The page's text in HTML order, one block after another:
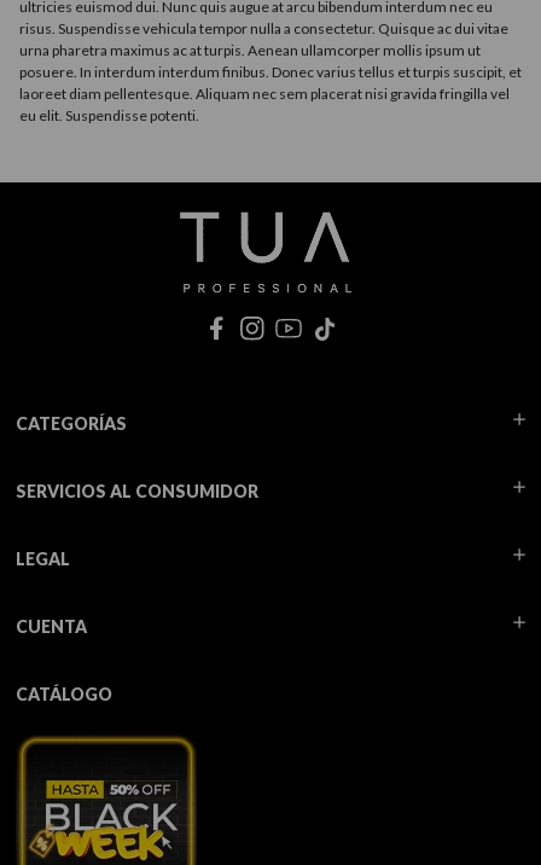
ultricies euismod dui. Nunc quis augue at arcu bibendum interdum nec eu
risus. Suspendisse vehicula tempor nulla a consectetur. Quisque ac dui vitae
urna pharetra maximus ac at turpis. Aenean ullamcorper mollis ipsum ut
posuere. In interdum interdum finibus. Donec varius tellus et turpis suscipit, et
laoreet diam pellentesque. Aliquam nec sem placerat nisi gravida fringilla vel
eu elit. Suspendisse potenti.
CATEGORÍAS
SERVICIOS AL CONSUMIDOR
LEGAL
CUENTA
CATÁLOGO